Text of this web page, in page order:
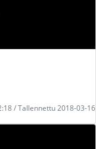
/ Tallennettu 2018-03-16